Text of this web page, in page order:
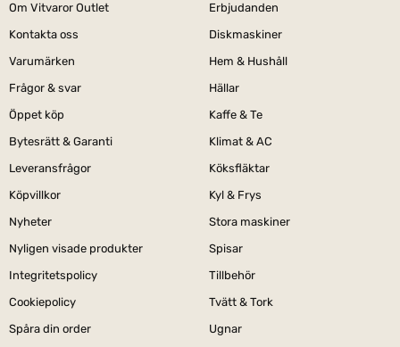
Om Vitvaror Outlet
Kontakta oss
Varumärken
Frågor & svar
Öppet köp
Bytesrätt & Garanti
Leveransfrågor
Köpvillkor
Nyheter
Nyligen visade produkter
Integritetspolicy
Cookiepolicy
Spåra din order
Erbjudanden
Diskmaskiner
Hem & Hushåll
Hällar
Kaffe & Te
Klimat & AC
Köksfläktar
Kyl & Frys
Stora maskiner
Spisar
Tillbehör
Tvätt & Tork
Ugnar